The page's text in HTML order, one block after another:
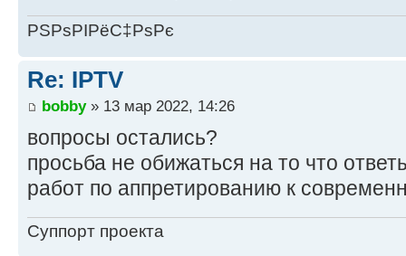
РЅРѕРІРёС‡РѕРє
Re: IPTV
bobby» 13 мар 2022, 14:26
вопросы остались?
просьба не обижаться на то что
работ по аппретированию к
Суппорт проекта